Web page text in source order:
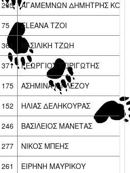
205
ΑΓΑΜΕΜΝΩΝ ΔΗΜΗΤΡΗΣ
75
ELEANA TZOI
361
ΒΑΣΙΛΙΚΗ ΤΖΩΗ
371
ΓΕΩΡΓΙΟΣ ΤΣΙΡΙΓΩΤΗΣ
175
ΑΣΗΜΙΝΑ ΙΓΓΛΕΖΟΥ
152
ΗΛΙΑΣ ΔΕΛΗΚΟΥΡΑΣ
246
ΒΑΣΙΛΕΙΟΣ ΜΑΝΕΤΑΣ
277
ΝΙΚΟΣ ΜΠΕΗΣ
261
ΕΙΡΗΝΗ ΜΑΥΡΙΚΟΥ